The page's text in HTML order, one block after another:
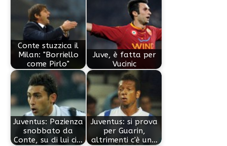
Conte stuzzica il
Milan: "Borriello
come Pirlo"
Juve, è fatta per
Vucinic
Juventus: Pazienza
snobbato da
Conte, su di lui ci…
Juventus: si prova
per Guarin,
altrimenti c'è un…